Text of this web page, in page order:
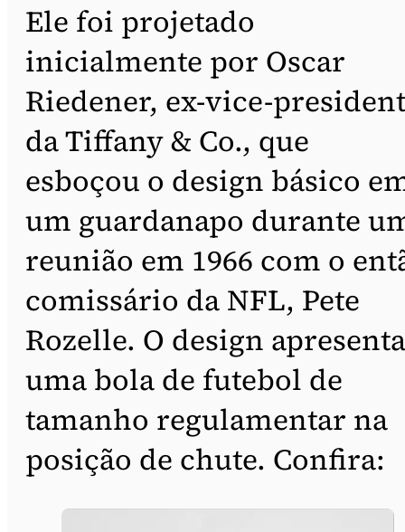
Ele foi projetado
inicialmente por Oscar
Riedener, ex-vice-
da Tiffany & Co., que
esboçou o design básico
um guardanapo durante
reunião em 1966 com o
comissário da NFL, Pete
Rozelle. O design apresenta
uma bola de futebol de
tamanho regulamentar na
posição de chute. Confira: